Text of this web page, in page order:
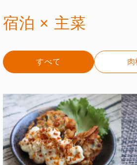
宿泊 × 主菜
すべて 肉